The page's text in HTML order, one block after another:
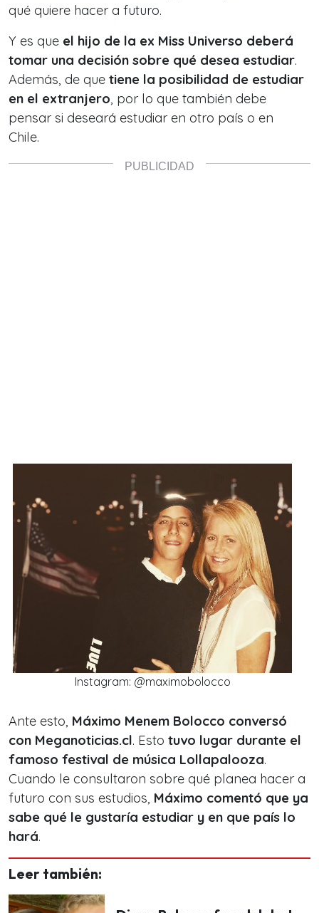
qué quiere hacer a futuro.
Y es que el hijo de la ex Miss Universo deberá
tomar una decisión sobre qué desea estudiar.
Además, de que tiene la posibilidad de estudiar
en el extranjero, por lo que también debe
pensar si deseará estudiar en otro país o en
Chile.
Instagram: @maximobolocco
Ante esto, Máximo Menem Bolocco conversó
con Meganoticias.cl. Esto tuvo lugar durante el
famoso festival de música Lollapalooza.
Cuando le consultaron sobre qué planea hacer a
futuro con sus estudios, Máximo comentó que ya
sabe qué le gustaría estudiar y en que país lo
hará.
Leer también: